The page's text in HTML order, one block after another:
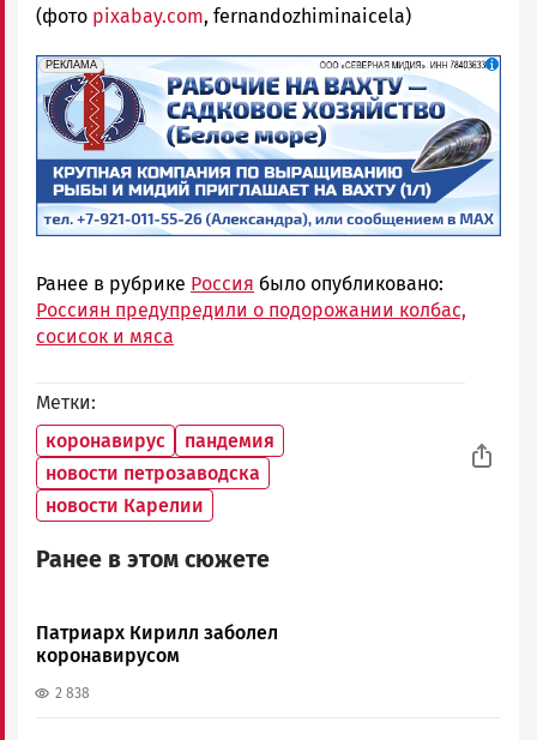
(фото pixabay.com, fernandozhiminaicela)
erid: 2SDnjf467GP
РЕКЛАМА
Реклама
Ранее в рубрике Россия было опубликовано:
Россиян предупредили о подорожании колбас,
сосисок и мяса
Метки
коронавирус
пандемия
новости петрозаводска
новости Карелии
Ранее в этом сюжете
Патриарх Кирилл заболел
коронавирусом
2 838